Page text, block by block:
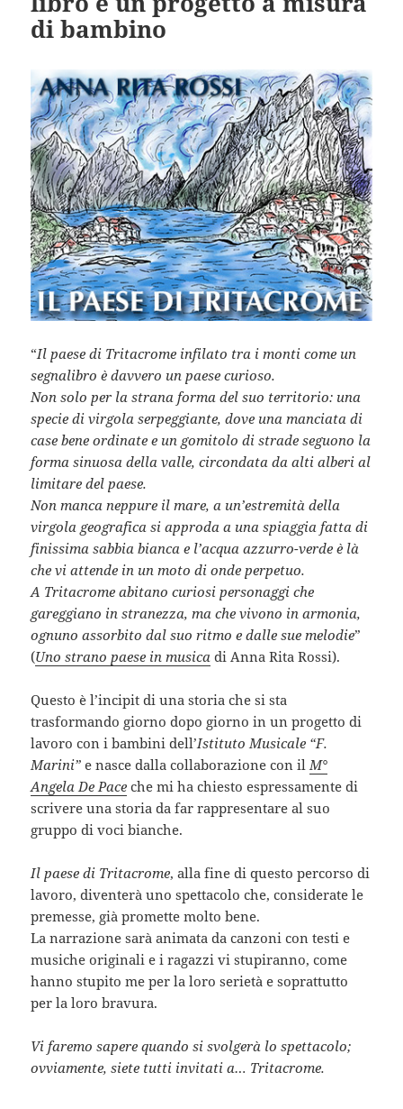
di bambino
“Il paese di Tritacrome infilato tra i monti come un
segnalibro è davvero un paese curioso.
Non solo per la strana forma del suo territorio: una
specie di virgola serpeggiante, dove una manciata di
case bene ordinate e un gomitolo di strade seguono la
forma sinuosa della valle, circondata da alti alberi al
limitare del paese.
Non manca neppure il mare, a un’estremità della
virgola geografica si approda a una spiaggia fatta di
finissima sabbia bianca e l’acqua azzurro-verde è là
che vi attende in un moto di onde perpetuo.
A Tritacrome abitano curiosi personaggi che
gareggiano in stranezza, ma che vivono in armonia,
ognuno assorbito dal suo ritmo e dalle sue melodie”
(Uno strano paese in musica di Anna Rita Rossi).
Questo è l’incipit di una storia che si sta
trasformando giorno dopo giorno in un progetto di
lavoro con i bambini dell’Istituto Musicale “F.
Marini” e nasce dalla collaborazione con ilM°
Angela De Pace che mi ha chiesto espressamente di
scrivere una storia da far rappresentare al suo
gruppo di voci bianche.
Il paese di Tritacrome, alla fine di questo percorso di
lavoro, diventerà uno spettacolo che, considerate le
premesse, già promette molto bene.
La narrazione sarà animata da canzoni con testi e
musiche originali e i ragazzi vi stupiranno, come
hanno stupito me per la loro serietà e soprattutto
per la loro bravura.
Vi faremo sapere quando si svolgerà lo spettacolo;
ovviamente, siete tutti invitati a… Tritacrome.